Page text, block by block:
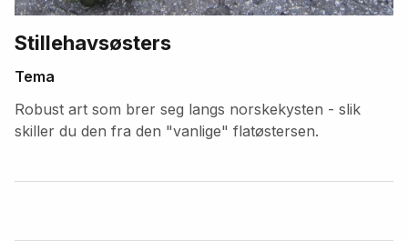
Stillehavsøsters
Tema
Robust art som brer seg langs norskekysten - slik
skiller du den fra den "vanlige" flatøstersen.